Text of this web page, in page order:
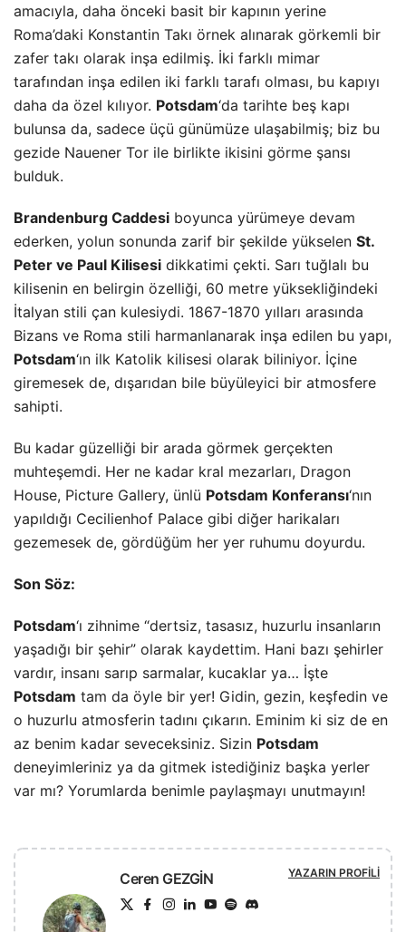
amacıyla, daha önceki basit bir kapının yerine
Roma’daki Konstantin Takı örnek alınarak görkemli bir
zafer takı olarak inşa edilmiş. İki farklı mimar
tarafından inşa edilen iki farklı tarafı olması, bu kapıyı
daha da özel kılıyor. Potsdam‘da tarihte beş kapı
bulunsa da, sadece üçü günümüze ulaşabilmiş; biz bu
gezide Nauener Tor ile birlikte ikisini görme şansı
bulduk.
Brandenburg Caddesi boyunca yürümeye devam
ederken, yolun sonunda zarif bir şekilde yükselen St.
Peter ve Paul Kilisesi dikkatimi çekti. Sarı tuğlalı bu
kilisenin en belirgin özelliği, 60 metre yüksekliğindeki
İtalyan stili çan kulesiydi. 1867-1870 yılları arasında
Bizans ve Roma stili harmanlanarak inşa edilen bu yapı,
Potsdam‘ın ilk Katolik kilisesi olarak biliniyor. İçine
giremesek de, dışarıdan bile büyüleyici bir atmosfere
sahipti.
Bu kadar güzelliği bir arada görmek gerçekten
muhteşemdi. Her ne kadar kral mezarları, Dragon
House, Picture Gallery, ünlü Potsdam Konferansı‘nın
yapıldığı Cecilienhof Palace gibi diğer harikaları
gezemesek de, gördüğüm her yer ruhumu doyurdu.
Son Söz:
Potsdam‘ı zihnime “dertsiz, tasasız, huzurlu insanların
yaşadığı bir şehir” olarak kaydettim. Hani bazı şehirler
vardır, insanı sarıp sarmalar, kucaklar ya… İşte
Potsdam tam da öyle bir yer! Gidin, gezin, keşfedin ve
o huzurlu atmosferin tadını çıkarın. Eminim ki siz de en
az benim kadar seveceksiniz. Sizin Potsdam
deneyimleriniz ya da gitmek istediğiniz başka yerler
var mı? Yorumlarda benimle paylaşmayı unutmayın!
Ceren GEZGİN YAZARIN PROFILI